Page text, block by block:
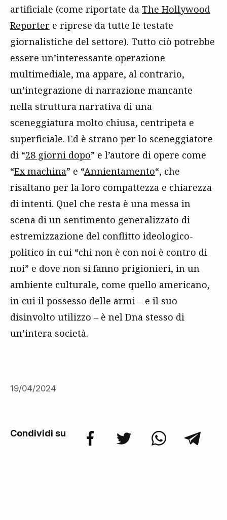
artificiale (come riportate da The Hollywood
Reporter e riprese da tutte le testate
giornalistiche del settore). Tutto ciò potrebbe
essere un’interessante operazione
multimediale, ma appare, al contrario,
un’integrazione di narrazione mancante
nella struttura narrativa di una
sceneggiatura molto chiusa, centripeta e
superficiale. Ed è strano per lo sceneggiatore
di “28 giorni dopo” e l’autore di opere come
“Ex machina” e “Annientamento“, che
risaltano per la loro compattezza e chiarezza
di intenti. Quel che resta è una messa in
scena di un sentimento generalizzato di
estremizzazione del conflitto ideologico-
politico in cui “chi non è con noi è contro di
noi” e dove non si fanno prigionieri, in un
ambiente culturale, come quello americano,
in cui il possesso delle armi – e il suo
disinvolto utilizzo – è nel Dna stesso di
un’intera società.
19/04/2024
Condividi su